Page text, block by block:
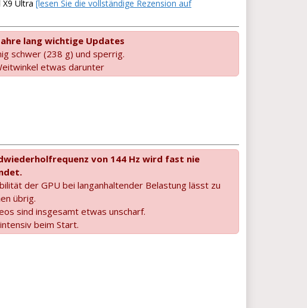
Ultra [lesen Sie die vollständige Rezension auf
lang wichtige Updates
schwer (238 g) und sperrig.
etwas darunter
von 144 Hz wird fast nie
der GPU bei langanhaltender Belastung lässt zu
übrig.
sind insgesamt etwas unscharf.
beim Start.